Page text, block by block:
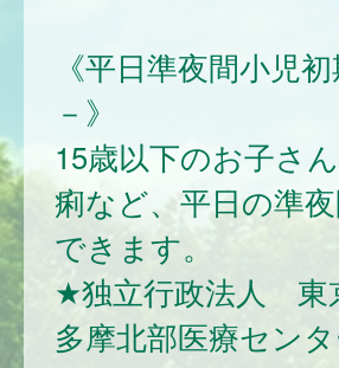
《平日準夜間小児
－》
15歳以下のお子さ
痢など、平日の準
できます。
★独立行政法人 東
多摩北部医療セン